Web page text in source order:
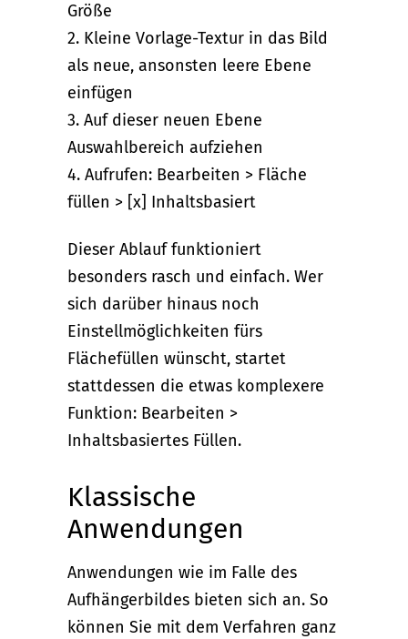
Größe
2. Kleine Vorlage-Textur in das Bild
als neue, ansonsten leere Ebene
einfügen
3. Auf dieser neuen Ebene
Auswahlbereich aufziehen
4. Aufrufen: Bearbeiten > Fläche
füllen > [x] Inhaltsbasiert
Dieser Ablauf funktioniert
besonders rasch und einfach. Wer
sich darüber hinaus noch
Einstellmöglichkeiten fürs
Flächefüllen wünscht, startet
stattdessen die etwas komplexere
Funktion: Bearbeiten >
Inhaltsbasiertes Füllen.
Klassische
Anwendungen
Anwendungen wie im Falle des
Aufhängerbildes bieten sich an. So
können Sie mit dem Verfahren ganz